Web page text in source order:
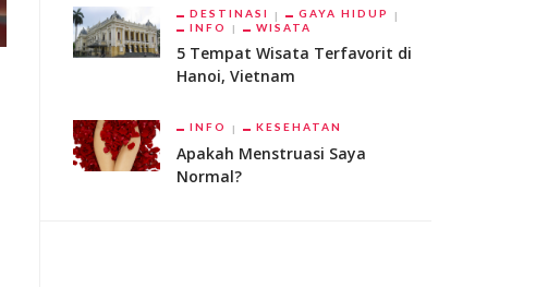
DESTINASI
GAYA HIDUP
INFO
WISATA
5 Tempat Wisata Terfavorit di
Hanoi, Vietnam
INFO KESEHATAN
Apakah Menstruasi Saya
Normal?